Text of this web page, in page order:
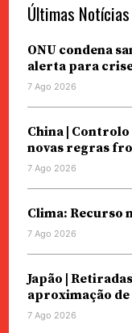
Últimas Notícias
ONU condena
alerta para
7 Ago 2026
China |
novas regras
7 Ago 2026
Clima: Recurso
7 Ago 2026
Japão |
aproximação
7 Ago 2026